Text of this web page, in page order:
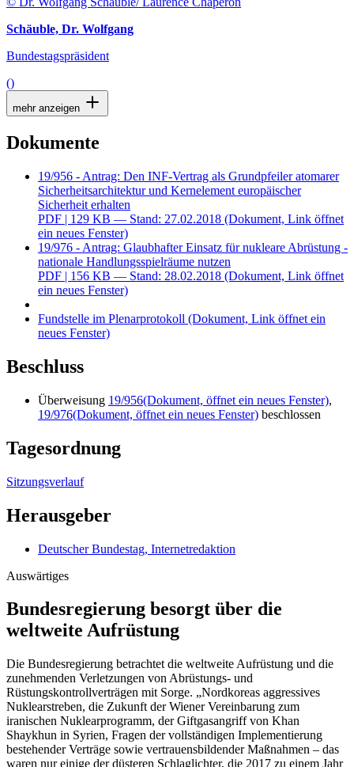
Schäuble, Dr. Wolfgang
Bundestagspräsident
()
mehr anzeigen
Dokumente
19/956 - Antrag: Den INF-Vertrag als Grundpfeiler atomarer
Sicherheitsarchitektur und Kernelement europäischer
Sicherheit erhalten
PDF | 129 KB — Stand: 27.02.2018 (Dokument, Link öffnet
ein neues Fenster)
19/976 - Antrag: Glaubhafter Einsatz für nukleare Abrüstung -
nationale Handlungsspielräume nutzen
PDF | 156 KB — Stand: 28.02.2018 (Dokument, Link öffnet
ein neues Fenster)
Fundstelle im Plenarprotokoll (Dokument, Link öffnet ein
neues Fenster)
Beschluss
Überweisung 19/956(Dokument, öffnet ein neues Fenster),
19/976(Dokument, öffnet ein neues Fenster) beschlossen
Tagesordnung
Sitzungsverlauf
Herausgeber
Deutscher Bundestag, Internetredaktion
Auswärtiges
Bundesregierung besorgt über die
weltweite Aufrüstung
Die Bundesregierung betrachtet die weltweite Aufrüstung und die
zunehmenden Verletzungen von Abrüstungs- und
Rüstungskontrollverträgen mit Sorge. „Nordkoreas aggressives
Nuklearstreben, die Zukunft der Wiener Vereinbarung zum
iranischen Nuklearprogramm, der Giftgasangriff von Khan
Shaykhun in Syrien, Fragen der vollständigen Implementierung
bestehender Verträge sowie vertrauensbildender Maßnahmen – das
waren nur einige der düsteren Schlaglichter, die 2017 zu einem Jahr